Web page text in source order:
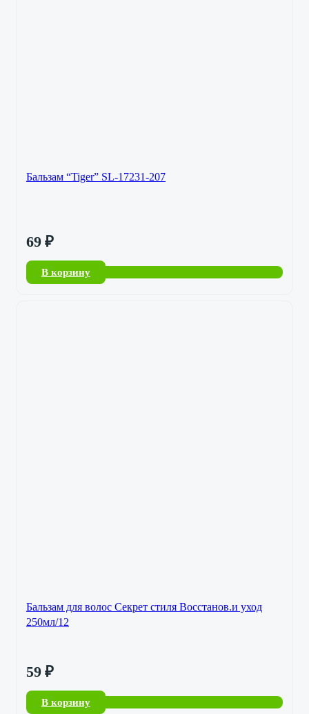
Бальзам “Tiger” SL-17231-207
69 ₽
В корзину
Бальзам для волос Секрет стиля Восстанов.и уход
250мл/12
59 ₽
В корзину